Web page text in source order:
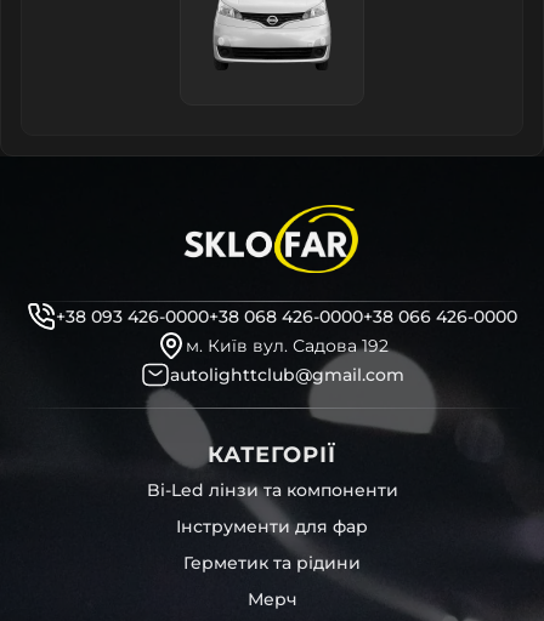
+38 093 426-0000+38 068 426-0000+38 066 426-0000
м. Київ вул. Садова 192
autolighttclub@gmail.com
КАТЕГОРІЇ
Bi-Led лінзи та компоненти
Інструменти для фар
Герметик та рідини
Мерч